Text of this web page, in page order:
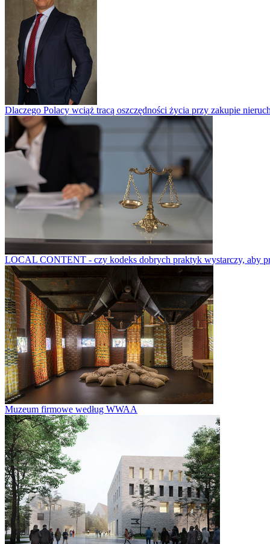
Dlaczego Polacy wciąż tracą oszczędności życia przy zakupie
LOCAL CONTENT - czy kodeks dobrych praktyk wystarczy, aby
Muzeum firmowe według WWAA